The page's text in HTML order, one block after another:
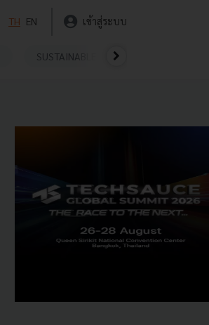
TH EN เข้าสู่ระบบ
SUSTAINABLE